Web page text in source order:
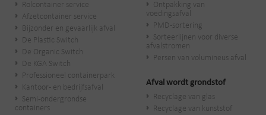
Rolcontainer service
Afzetcontainer service
Bijzonder en gevaarlijk afval
De Plastic Switch
De Organic Switch
De KGA Switch
Professioneel containerpark
Kantoor- en bedrijfsafval
Semi-ondergrondse
containers
Ontpakking van
voedingsafval
PMD-sortering
Sorteerlijnen voor diverse
afvalstromen
Persen van volumineus afval
Afval wordt grondstof
Recyclage van glas
Recyclage van kunststof